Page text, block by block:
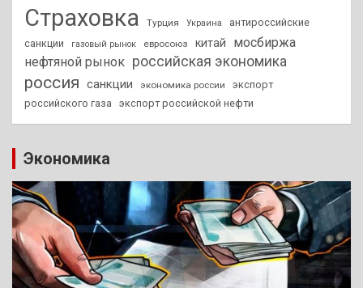
Страховка
Турция Украина
антироссийские
санкции
газовый рынок евросоюз китай
мосбиржа
нефтяной рынок российская экономика
россия санкции экономика россии
экспорт
российского газа
экспорт российской нефти
Экономика